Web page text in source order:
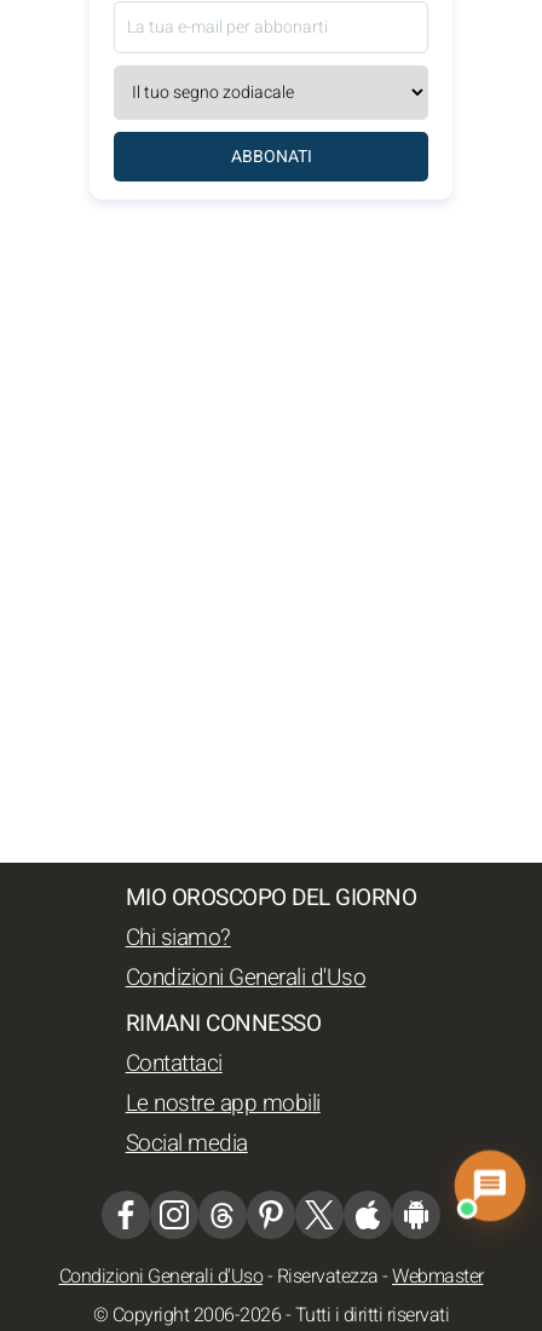
ABBONATI
MIO OROSCOPO DEL GIORNO
Chi siamo?
Condizioni Generali d'Uso
RIMANI CONNESSO
Contattaci
Le nostre app mobili
Social media
Condizioni Generali d'Uso- Riservatezza-Webmaster
© Copyright 2006-2026 - Tutti i diritti riservati